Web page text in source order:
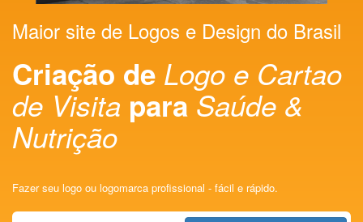
Maior site de Logos e Design do Brasil
Criação de Logo e Cartao
de Visita para Saúde &
Nutrição
Fazer seu logo ou logomarca profissional - fácil e rápido.